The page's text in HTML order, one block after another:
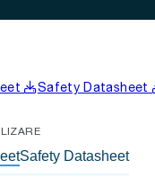
Safety Datasheet
Safety Datasheet